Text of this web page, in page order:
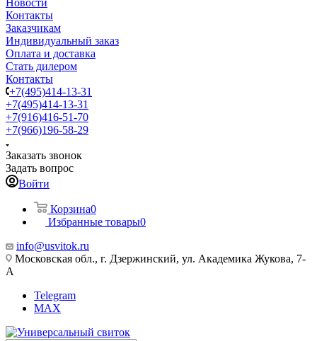
Новости
Контакты
Заказчикам
Индивидуальный заказ
Оплата и доставка
Стать дилером
Контакты
+7(495)414-13-31
+7(495)414-13-31
+7(916)416-51-70
+7(966)196-58-29
Заказать звонок
Задать вопрос
Войти
Корзина0
Избранные товары0
info@usvitok.ru
Московская обл., г. Дзержинский, ул. Академика Жукова, 7-
А
Telegram
MAX